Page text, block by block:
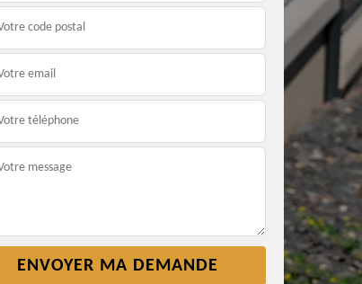
Abattage d'arbres 56
Tonte et réfection de
pelouse 56